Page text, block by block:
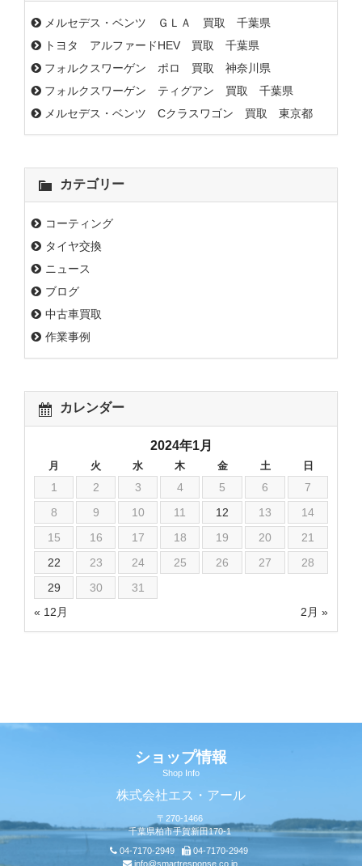
メルセデス・ベンツ ＧＬＡ 買取 千葉県
トヨタ アルファードHEV 買取 千葉県
フォルクスワーゲン ポロ 買取 神奈川県
フォルクスワーゲン ティグアン 買取 千葉県
メルセデス・ベンツ Cクラスワゴン 買取 東京都
カテゴリー
コーティング
タイヤ交換
ニュース
ブログ
中古車買取
作業事例
カレンダー
2024年1月
月 火 水 木 金 土 日
« 12月 2月 »
1 2 3 4 5 6
7
8
9 10 11 12 13
14
15
16 17 18 19 20
21
22
23 24 25 26 27
28
29
30 31
ショップ情報
Shop Info
株式会社エス・アール
〒270-1466
千葉県柏市手賀新田170-1
04-7170-2949
04-7170-2949
info@smartresponse.co.jp